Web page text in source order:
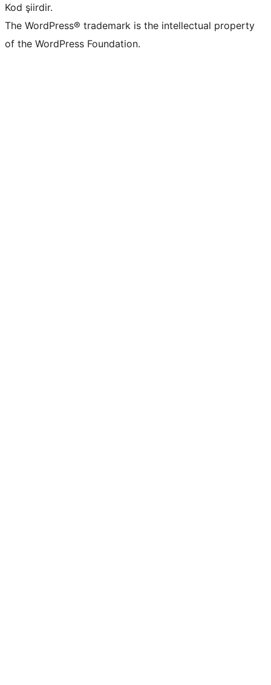
Kod şiirdir.
The WordPress® trademark is the intellectual property
of the WordPress Foundation.